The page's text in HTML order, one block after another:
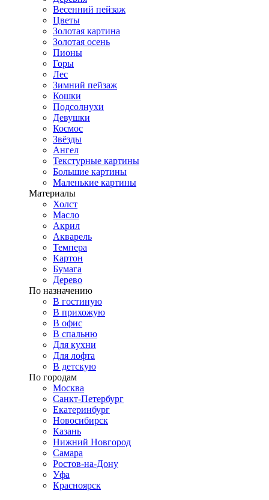
Весенний пейзаж
Цветы
Золотая картина
Золотая осень
Пионы
Горы
Лес
Зимний пейзаж
Кошки
Подсолнухи
Девушки
Космос
Звёзды
Ангел
Текстурные картины
Большие картины
Маленькие картины
Материалы
Холст
Масло
Акрил
Акварель
Темпера
Картон
Бумага
Дерево
По назначению
В гостиную
В прихожую
В офис
В спальню
Для кухни
Для лофта
В детскую
По городам
Москва
Санкт-Петербург
Екатеринбург
Новосибирск
Казань
Нижний Новгород
Самара
Ростов-на-Дону
Уфа
Красноярск